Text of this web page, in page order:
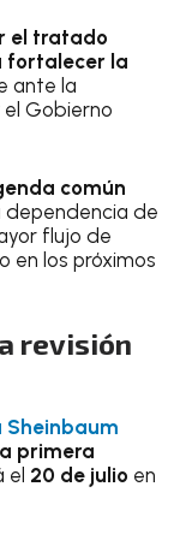
el tratado
fortalecer la
ante la
Gobierno
común
dependencia de
flujo de
en los próximos
revisión
Sheinbaum
primera
el 20 de julio en